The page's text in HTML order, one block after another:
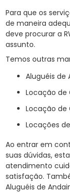
Para que os
de maneira
deve procurar a
assunto.
Temos outras
Aluguéis
Locação
Locação
Locações
Ao entrar em
suas dúvidas,
atendimento
satisfação.
Aluguéis de